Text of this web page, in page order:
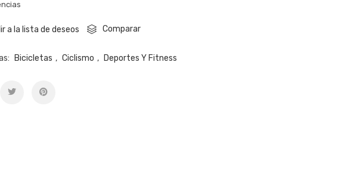
a la lista de deseos Comparar
Bicicletas , Ciclismo , Deportes Y Fitness